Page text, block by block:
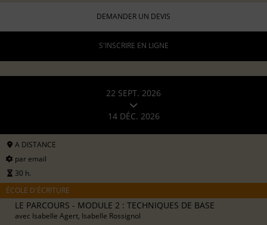
DEMANDER UN DEVIS
S'INSCRIRE EN LIGNE
22 SEPT. 2026
14 DÉC. 2026
A DISTANCE
par email
30 h.
ÉCOLE D'ÉCRITURE
LE PARCOURS - MODULE 2 : TECHNIQUES DE BASE
avec Isabelle Agert, Isabelle Rossignol